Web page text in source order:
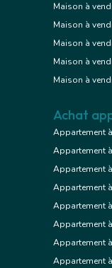
Maison à
Maison à
Maison à
Maison à
Maison à
Achat
Appartement
Appartement
Appartement
Appartement
Appartement
Appartement
Appartement
Appartement